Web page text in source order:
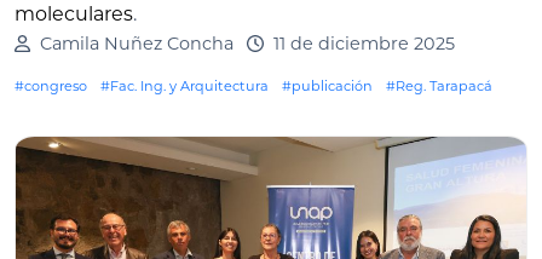
moleculares.
Camila Nuñez Concha 11 de diciembre 2025
#congreso #Fac. Ing. y Arquitectura #publicación #Reg. Tarapacá